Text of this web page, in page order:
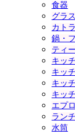
食器
グラ
カト
鍋・
ティ
キッ
キッ
キッ
キッ
エプ
ラン
水筒